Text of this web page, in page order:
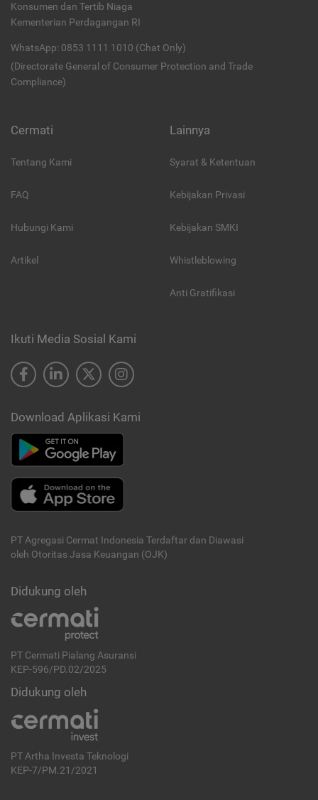
Konsumen dan Tertib Niaga
Kementerian Perdagangan RI
WhatsApp: 0853 1111 1010 (Chat Only)
(Directorate General of Consumer Protection and Trade
Compliance)
Cermati
Tentang Kami
FAQ
Hubungi Kami
Artikel
Lainnya
Syarat & Ketentuan
Kebijakan Privasi
Kebijakan SMKI
Whistleblowing
Anti Gratifikasi
Ikuti Media Sosial Kami
Download Aplikasi Kami
PT Agregasi Cermat Indonesia Terdaftar dan Diawasi
oleh Otoritas Jasa Keuangan (OJK)
Didukung oleh
PT Cermati Pialang Asuransi
KEP-596/PD.02/2025
Didukung oleh
PT Artha Investa Teknologi
KEP-7/PM.21/2021